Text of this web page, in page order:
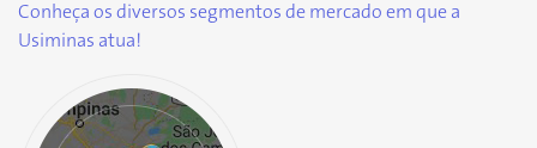
Conheça os diversos segmentos de mercado em que a
Usiminas atua!